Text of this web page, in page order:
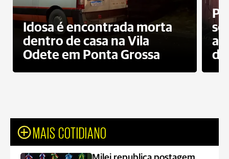
Idosa é encontrada morta
dentro de casa na Vila
Odete em Ponta Grossa
do
MAIS COTIDIANO